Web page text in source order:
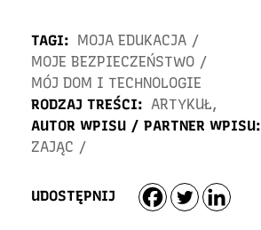
TAGI: MOJA EDUKACJA /
MOJE BEZPIECZEŃSTWO /
MÓJ DOM I TECHNOLOGIE
RODZAJ TREŚCI: ARTYKUŁ,
AUTOR WPISU / PARTNER WPISU:
ZAJĄC /
UDOSTĘPNIJ